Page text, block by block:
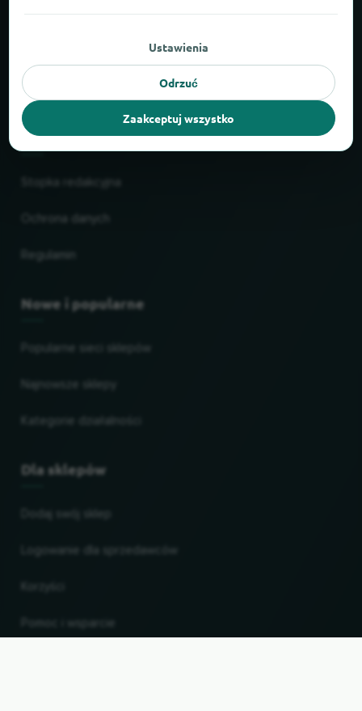
O locabee
Partnerzy
Informacje prawne
Ochrona danych
Regulamin
Nowe i popularne
Popularne sieci sklepów
Najnowsze sklepy
Dla sklepów
Logowanie dla sprzedawców
Ustawienia
Odrzuć
Zaakceptuj wszystko